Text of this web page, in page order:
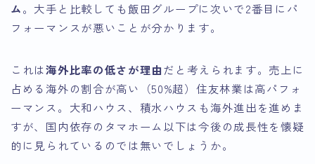
ム。大手と比較しても飯田グループに次いで2番目にパ
フォーマンスが悪いことが分かります。
これは海外比率の低さが理由だと考えられます。売上に
占める海外の割合が高い（50%超）住友林業は高パフォ
ーマンス。大和ハウス、積水ハウスも海外進出を進めま
すが、国内依存のタマホーム以下は今後の成長性を懐疑
的に見られているのでは無いでしょうか。